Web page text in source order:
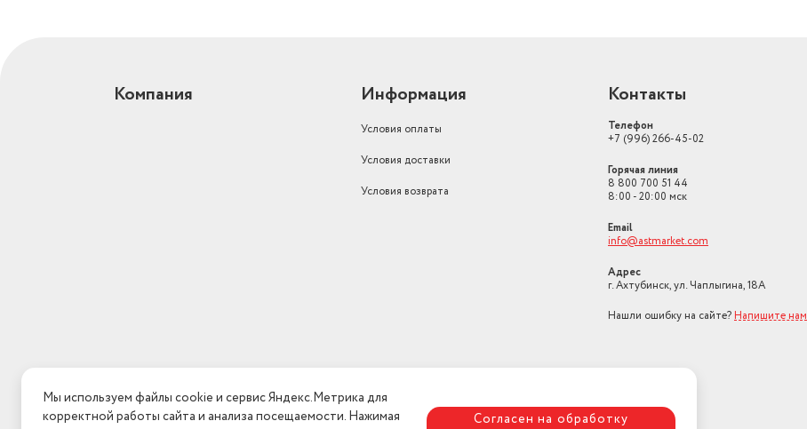
Компания Информация
Условия оплаты
Условия доставки
Условия возврата
Контакты
Телефон
+7 (996) 266-45-02
Горячая линия
8 800 700 51 44
8:00 - 20:00 мск
Email
info@astmarket.com
Адрес
г. Ахтубинск, ул. Чаплыгина, 18А
Нашли ошибку на сайте? Напишите нам
Мы используем файлы cookie и сервис Яндекс.Метрика для
корректной работы сайта и анализа посещаемости. Нажимая
Согласен на обработку